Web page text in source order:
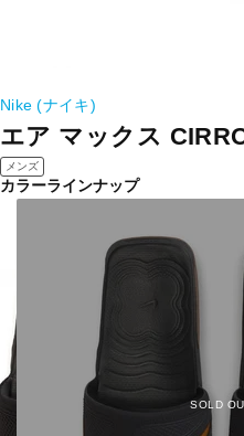
Nike (ナイキ)
エア マックス
メンズ
カラーラインナップ
SOLD